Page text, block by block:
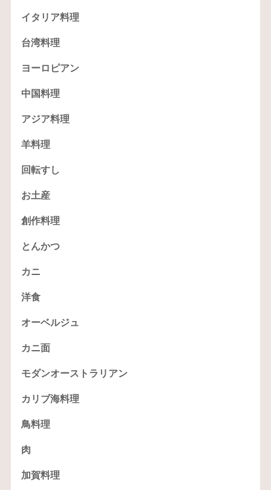
イタリア料理
台湾料理
ヨーロピアン
中国料理
アジア料理
羊料理
回転すし
お土産
創作料理
とんかつ
カニ
洋食
オーベルジュ
カニ面
モダンオーストラリアン
カリブ海料理
鳥料理
肉
加賀料理